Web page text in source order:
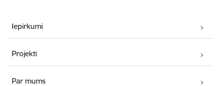
Iepirkumi
Projekti
Par mums